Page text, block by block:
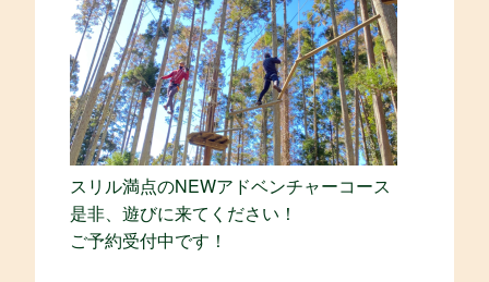
スリル満点のNEWアドベンチャーコース
是非、遊びに来てください！
ご予約受付中です！